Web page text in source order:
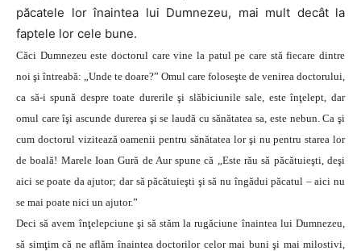
păcatele lor înaintea lui Dumnezeu, mai mult decât la
faptele lor cele bune.
Căci Dumnezeu este doctorul care vine la patul pe care stă fiecare dintre
noi şi întreabă: „Unde te doare?” Omul care foloseşte de venirea doctorului,
ca să-i spună despre toate durerile şi slăbiciunile sale, este înţelept, dar
omul care îşi ascunde durerea şi se laudă cu sănătatea sa, este nebun. Ca şi
cum doctorul vizitează oamenii pentru sănătatea lor şi nu pentru starea lor
de boală! Marele Ioan Gură de Aur spune că „Este rău să păcătuieşti, deşi
aici se poate da ajutor; dar să păcătuieşti şi să nu îngădui păcatul – aici nu
se mai poate nici un ajutor.”
Deci să avem înţelepciune şi să stăm la rugăciune înaintea lui Dumnezeu,
să simţim că ne aflăm înaintea doctorilor celor mai buni şi mai milostivi,